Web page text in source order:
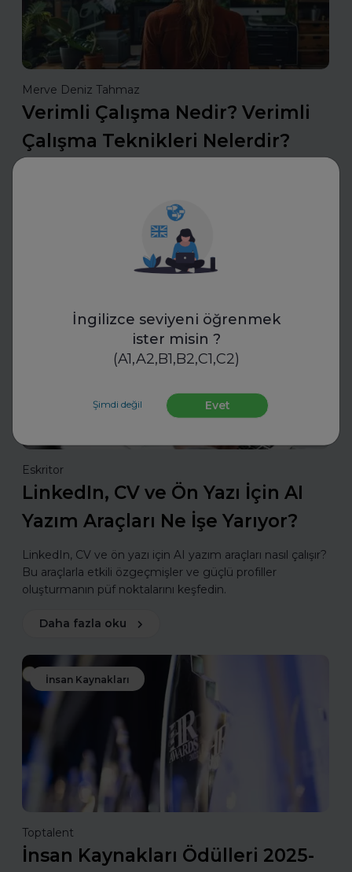
İngilizce seviyeni öğrenmek
ister misin ?
(A1,A2,B1,B2,C1,C2)
Şimdi değil Evet
Merve Deniz Tahmaz
Verimli Çalışma Nedir? Verimli
Çalışma Teknikleri Nelerdir?
yöntemler sunar. Planlama, önceliklendirme ve dikkat
yönetimiyle daha az zamanda daha fazlasını b
CV Hazırla
Eskritor
LinkedIn, CV ve Ön Yazı İçin AI
Yazım Araçları Ne İşe Yarıyor?
LinkedIn, CV ve ön yazı için AI yazım araçları nasıl çalışır?
Bu araçlarla etkili özgeçmişler ve güçlü profiller
oluşturmanın püf noktalarını keşfedin.
Daha fazla oku
İnsan Kaynakları
Toptalent
İnsan Kaynakları Ödülleri 2025-